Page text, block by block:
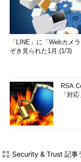
「LINE」に「Webカメ
ぞき見られた1月 (1/3)
RSA
「対
Security & Trust 記事